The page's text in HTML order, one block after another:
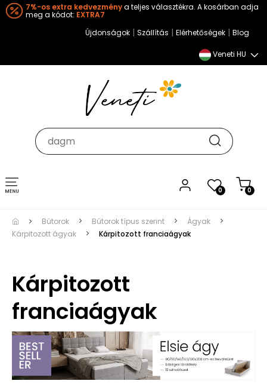
7%-os extra kedvezménya teljes választékra. A kosárban adja
meg a kódot: EXTRA7
Újdonságok | Szállítás | Elérhetőségek | Blog
Veneti HU
0 0
Toggle
navigation
Bútorok Bútorok típus szerint
Ágyak
Kárpitozott ágyak
Kárpitozott franciaágyak
Kárpitozott
franciaágyak